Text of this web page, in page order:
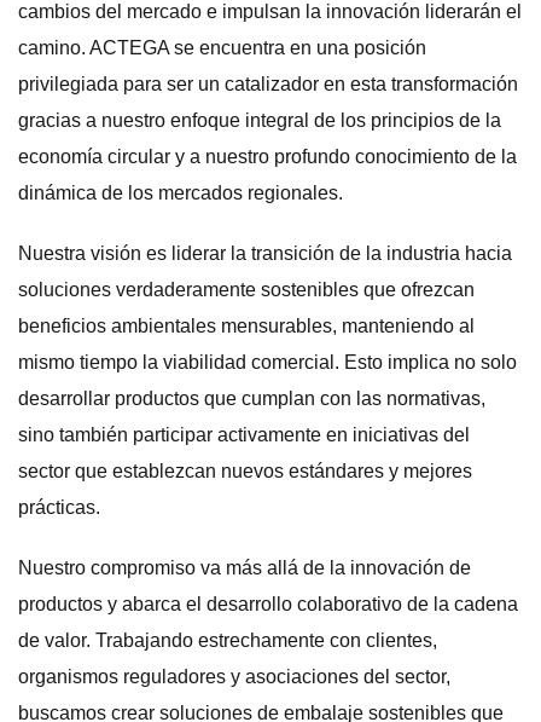
cambios del mercado e impulsan la innovación liderarán el
camino. ACTEGA se encuentra en una posición
privilegiada para ser un catalizador en esta transformación
gracias a nuestro enfoque integral de los principios de la
economía circular y a nuestro profundo conocimiento de la
dinámica de los mercados regionales.
Nuestra visión es liderar la transición de la industria hacia
soluciones verdaderamente sostenibles que ofrezcan
beneficios ambientales mensurables, manteniendo al
mismo tiempo la viabilidad comercial. Esto implica no solo
desarrollar productos que cumplan con las normativas,
sino también participar activamente en iniciativas del
sector que establezcan nuevos estándares y mejores
prácticas.
Nuestro compromiso va más allá de la innovación de
productos y abarca el desarrollo colaborativo de la cadena
de valor. Trabajando estrechamente con clientes,
organismos reguladores y asociaciones del sector,
buscamos crear soluciones de embalaje sostenibles que